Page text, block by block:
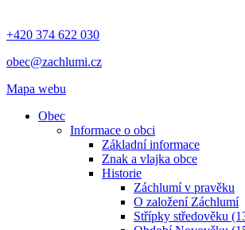
+420 374 622 030
obec@zachlumi.cz
Mapa webu
Obec
Informace o obci
Základní informace
Znak a vlajka obce
Historie
Záchlumí v pravěku
O založení Záchlumí
Střípky středověku